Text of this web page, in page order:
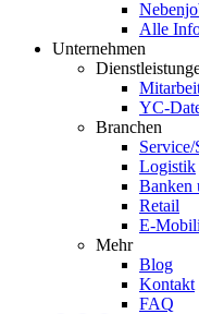
Alle
Unternehmen
YC-
Branchen
Service/
Logistik
Banken
Retail
E-
Mehr
Blog
Kontakt
FAQ